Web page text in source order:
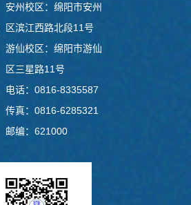
安州校区：绵阳市安州
区滨江西路北段11号
游仙校区：绵阳市游仙
区三星路11号
电话：0816-8335587
传真：0816-6285321
邮编：621000